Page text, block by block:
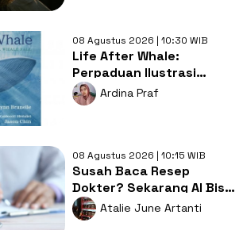
08 Agustus 2026 | 10:30 WIB
Life After Whale:
Perpaduan Ilustrasi
Spektakuler dan Sains
yang Memikat
Ardina Praf
08 Agustus 2026 | 10:15 WIB
Susah Baca Resep
Dokter? Sekarang AI Bisa
Menerjemahkannya
dalam Hitungkan Detik!
Atalie June Artanti